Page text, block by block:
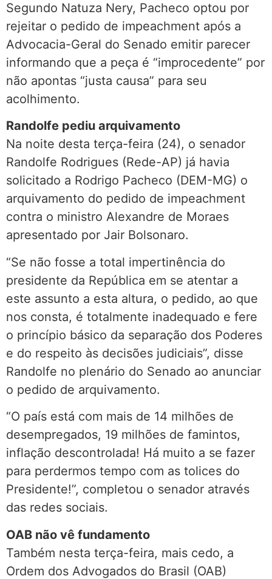
Segundo Natuza Nery, Pacheco optou por
rejeitar o pedido de impeachment após a
Advocacia-Geral do Senado emitir parecer
informando que a peça é “improcedente” por
não apontas “justa causa” para seu
acolhimento.
Randolfe pediu arquivamento
Na noite desta terça-feira (24), o senador
Randolfe Rodrigues (Rede-AP) já havia
solicitado a Rodrigo Pacheco (DEM-MG) o
arquivamento do pedido de impeachment
contra o ministro Alexandre de Moraes
apresentado por Jair Bolsonaro.
“Se não fosse a total impertinência do
presidente da República em se atentar a
este assunto a esta altura, o pedido, ao que
nos consta, é totalmente inadequado e fere
o princípio básico da separação dos Poderes
e do respeito às decisões judiciais”, disse
Randolfe no plenário do Senado ao anunciar
o pedido de arquivamento.
“O país está com mais de 14 milhões de
desempregados, 19 milhões de famintos,
inflação descontrolada! Há muito a se fazer
para perdermos tempo com as tolices do
Presidente!”, completou o senador através
das redes sociais.
OAB não vê fundamento
Também nesta terça-feira, mais cedo, a
Ordem dos Advogados do Brasil (OAB)